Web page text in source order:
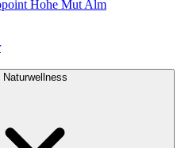
Hohe Mut Alm
Naturwellness